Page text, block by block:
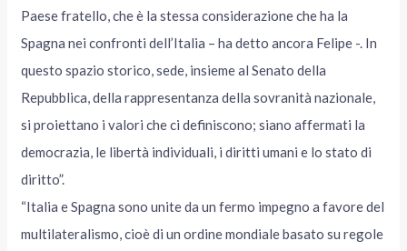
Paese fratello, che è la stessa considerazione che ha la
Spagna nei confronti dell’Italia – ha detto ancora Felipe -. In
questo spazio storico, sede, insieme al Senato della
Repubblica, della rappresentanza della sovranità nazionale,
si proiettano i valori che ci definiscono; siano affermati la
democrazia, le libertà individuali, i diritti umani e lo stato di
diritto”.
“Italia e Spagna sono unite da un fermo impegno a favore del
multilateralismo, cioè di un ordine mondiale basato su regole